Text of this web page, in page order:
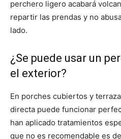
perchero ligero acabará
repartir las prendas y no
lado.
¿Se puede usar un
el exterior?
En porches cubiertos y
directa puede funcionar
han aplicado tratamientos
que no es recomendable es